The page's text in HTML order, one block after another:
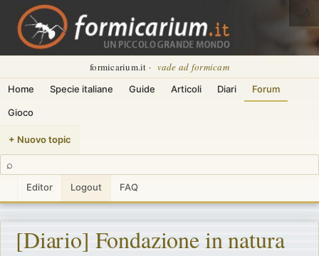
formicarium.it · vade ad formicam
Home Specie italiane Guide Articoli Diari Forum
Gioco
+ Nuovo topic
⌕
Editor Logout FAQ
🌙
[Diario] Fondazione in natura